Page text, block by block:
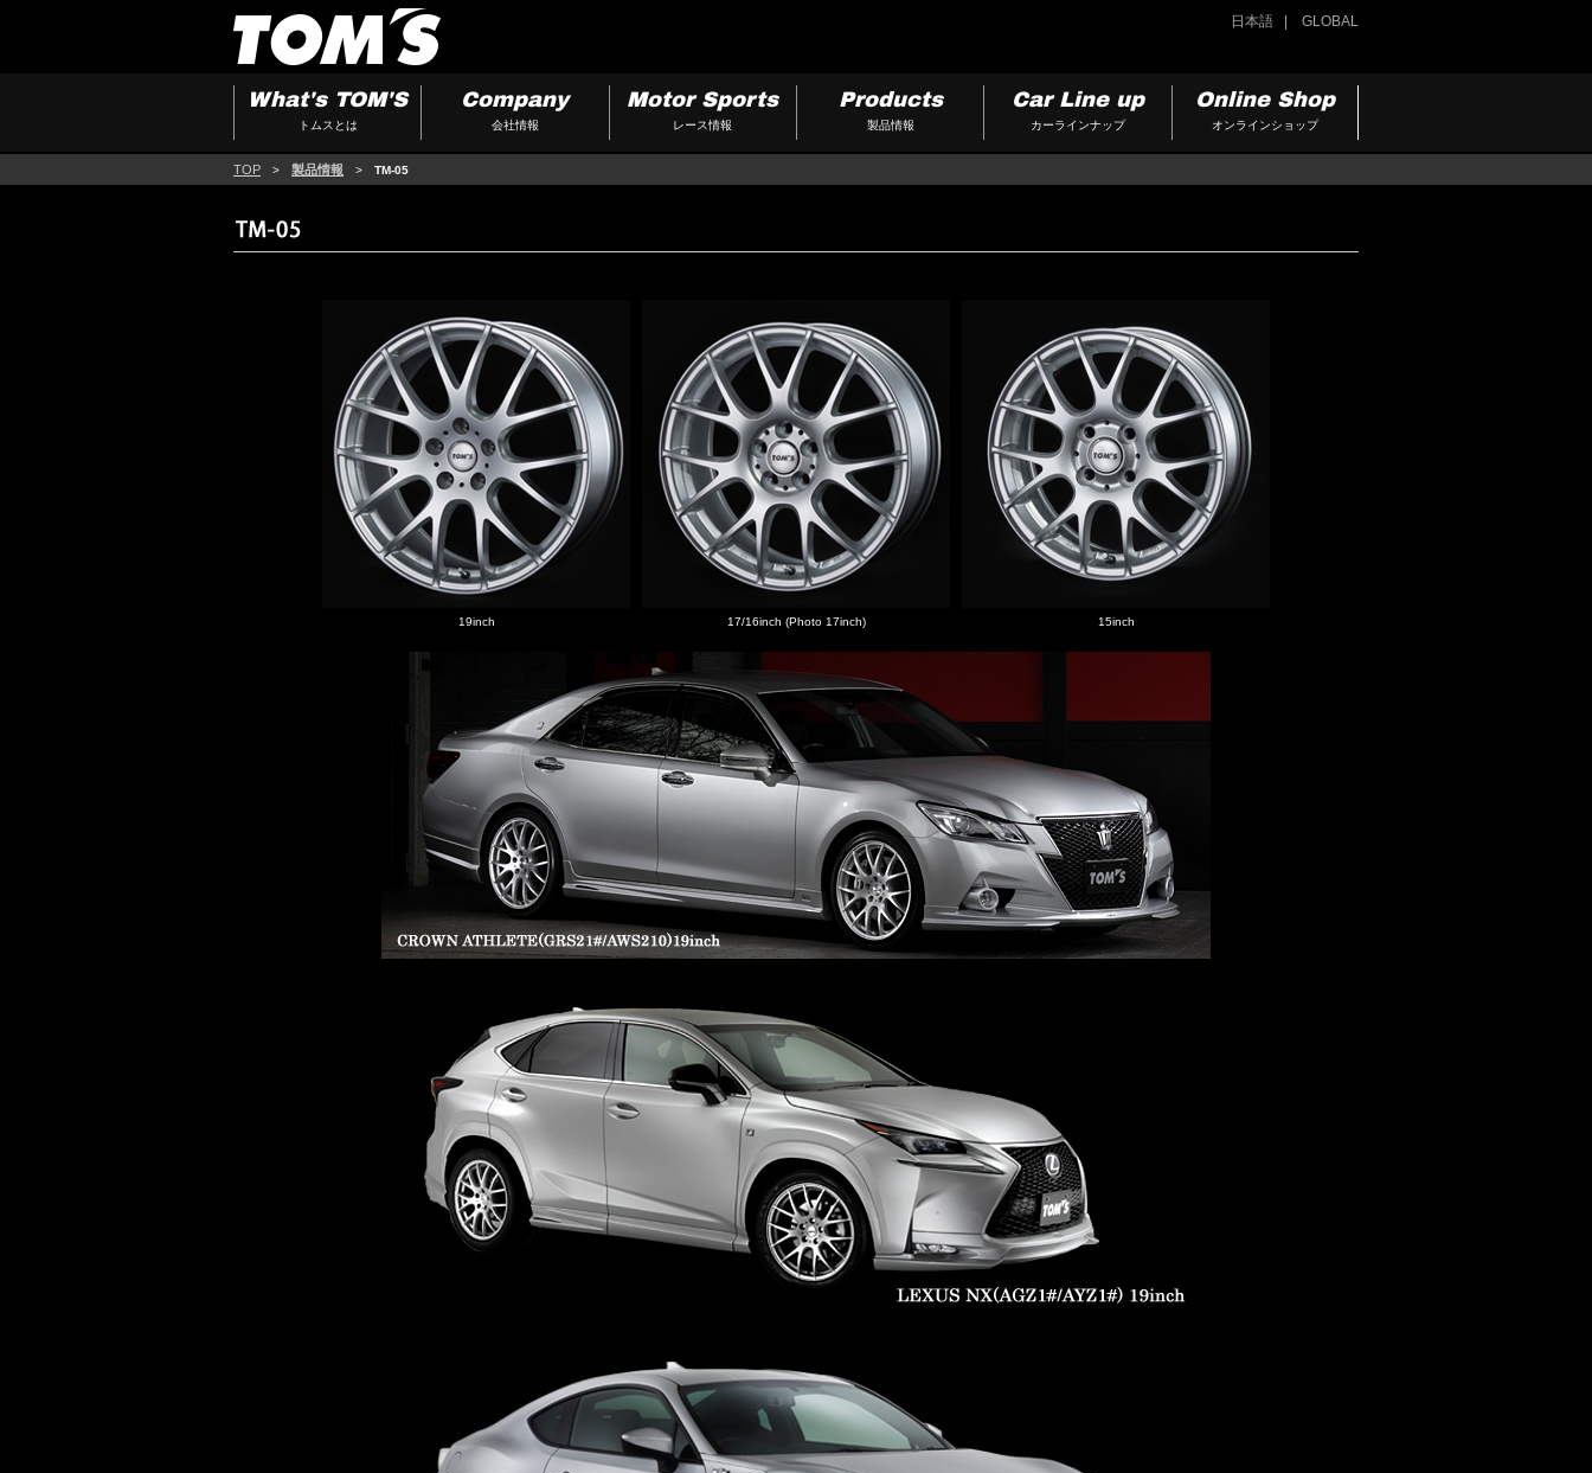
日本語 GLOBAL
What's TOM'S
トムスとは
Company
会社情報
Motor Sports
レース情報
Products
製品情報
Car Line up
カーラインナップ
Online Shop
オンラインショップ
TOP > 製品情報 > TM-05
19inch 17/16inch (Photo 17inch) 15inch